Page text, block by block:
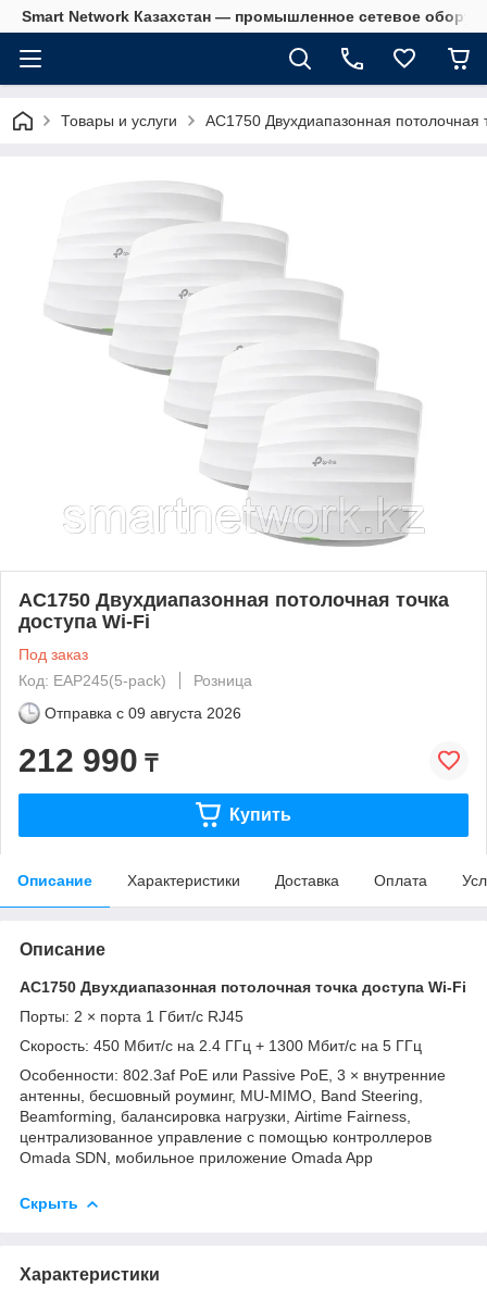
Smart Network Казахстан — промышленное сетевое
Товары и услуги AC1750 Двухдиапазонная потолочная
AC1750 Двухдиапазонная потолочная точка
доступа Wi-Fi
Под заказ
Код: EAP245(5-pack)
Розница
Отправка с 09 августа 2026
212 990 ₸
Купить
Описание Характеристики Доставка Оплата
Описание
AC1750 Двухдиапазонная потолочная точка доступа Wi-Fi
Порты: 2 × порта 1 Гбит/с RJ45
Скорость: 450 Мбит/с на 2.4 ГГц + 1300 Мбит/с на 5 ГГц
Особенности: 802.3af PoE или Passive PoE, 3 × внутренние
антенны, бесшовный роуминг, MU-MIMO, Band Steering,
Beamforming, балансировка нагрузки, Airtime Fairness,
централизованное управление с помощью контроллеров
Omada SDN, мобильное приложение Omada App
Скрыть
Характеристики